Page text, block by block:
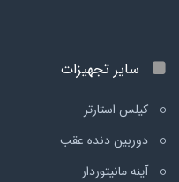
سایر تجهیزات
کیلس استارتر
دوربین دنده عقب
آینه مانیتوردار